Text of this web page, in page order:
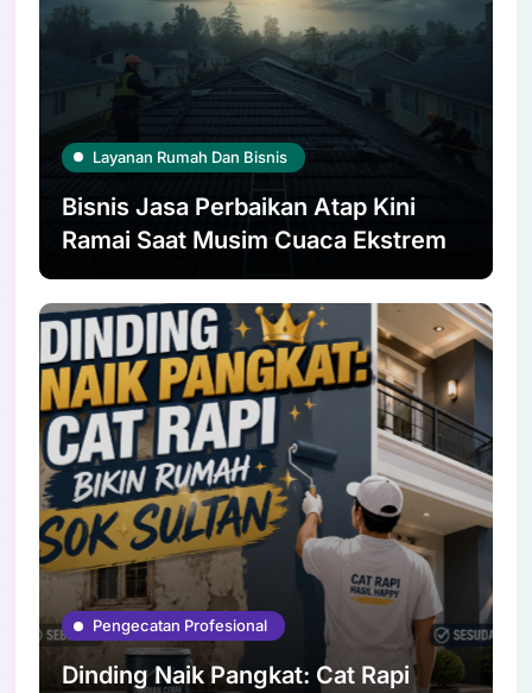
Layanan Rumah Dan Bisnis
Bisnis Jasa Perbaikan Atap Kini
Ramai Saat Musim Cuaca Ekstrem
Pengecatan Profesional
Dinding Naik Pangkat: Cat Rapi